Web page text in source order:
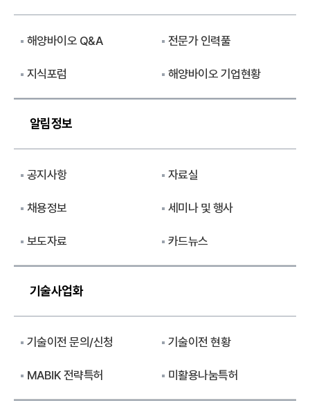
해양바이오 Q&A 전문가 인력풀
지식포럼 해양바이오 기업현황
알림정보
공지사항 자료실
채용정보 세미나 및 행사
보도자료 카드뉴스
기술사업화
기술이전 문의/신청 기술이전 현황
MABIK 전략특허 미활용나눔특허